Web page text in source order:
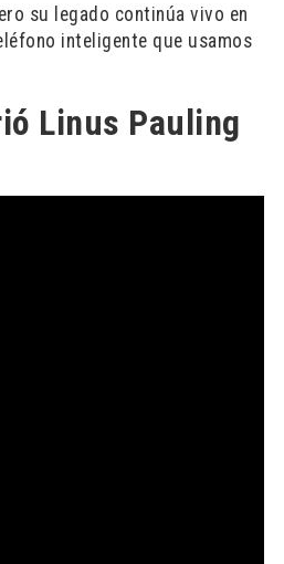
su legado continúa vivo en
inteligente que usamos
Linus Pauling